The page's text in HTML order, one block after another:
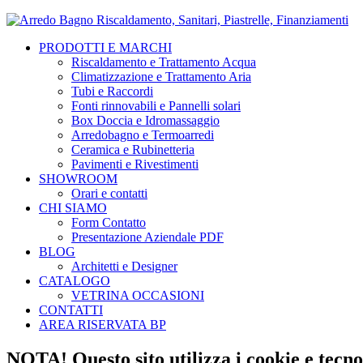
PRODOTTI E MARCHI
Riscaldamento e Trattamento Acqua
Climatizzazione e Trattamento Aria
Tubi e Raccordi
Fonti rinnovabili e Pannelli solari
Box Doccia e Idromassaggio
Arredobagno e Termoarredi
Ceramica e Rubinetteria
Pavimenti e Rivestimenti
SHOWROOM
Orari e contatti
CHI SIAMO
Form Contatto
Presentazione Aziendale PDF
BLOG
Architetti e Designer
CATALOGO
VETRINA OCCASIONI
CONTATTI
AREA RISERVATA BP